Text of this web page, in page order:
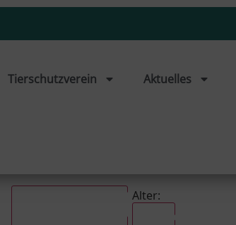
Tierschutzverein Aktuelles
Alter: